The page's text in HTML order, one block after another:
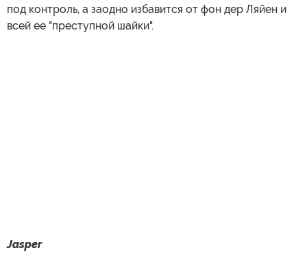
под контроль, а заодно избавится от фон дер Ляйен и
всей ее "преступной шайки".
Jasper